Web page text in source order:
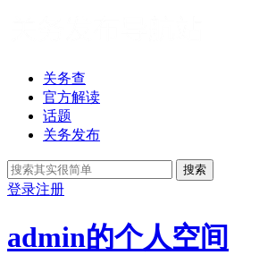
关务查
官方解读
话题
关务发布
搜索
登录注册
admin的个人空间